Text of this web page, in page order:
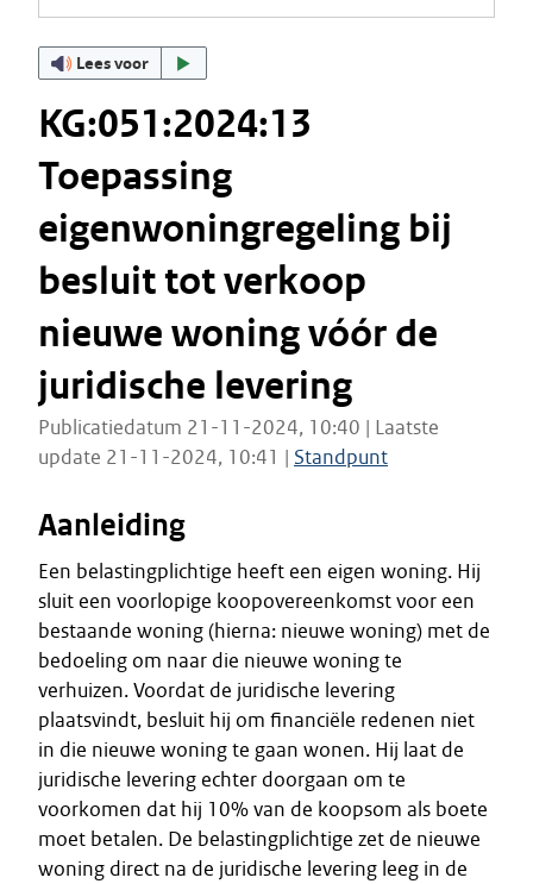
Lees voor
KG:051:2024:13
Toepassing
eigenwoningregeling bij
besluit tot verkoop
nieuwe woning vóór de
juridische levering
Publicatiedatum 21-11-2024, 10:40 | Laatste
update 21-11-2024, 10:41 | Standpunt
Aanleiding
Een belastingplichtige heeft een eigen woning. Hij
sluit een voorlopige koopovereenkomst voor een
bestaande woning (hierna: nieuwe woning) met de
bedoeling om naar die nieuwe woning te
verhuizen. Voordat de juridische levering
plaatsvindt, besluit hij om financiële redenen niet
in die nieuwe woning te gaan wonen. Hij laat de
juridische levering echter doorgaan om te
voorkomen dat hij 10% van de koopsom als boete
moet betalen. De belastingplichtige zet de nieuwe
woning direct na de juridische levering leeg in de